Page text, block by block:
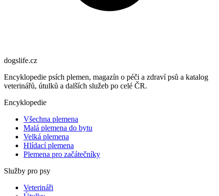
dogslife.cz
Encyklopedie psích plemen, magazín o péči a zdraví psů a katalog
veterinářů, útulků a dalších služeb po celé ČR.
Encyklopedie
Všechna plemena
Malá plemena do bytu
Velká plemena
Hlídací plemena
Plemena pro začátečníky
Služby pro psy
Veterináři